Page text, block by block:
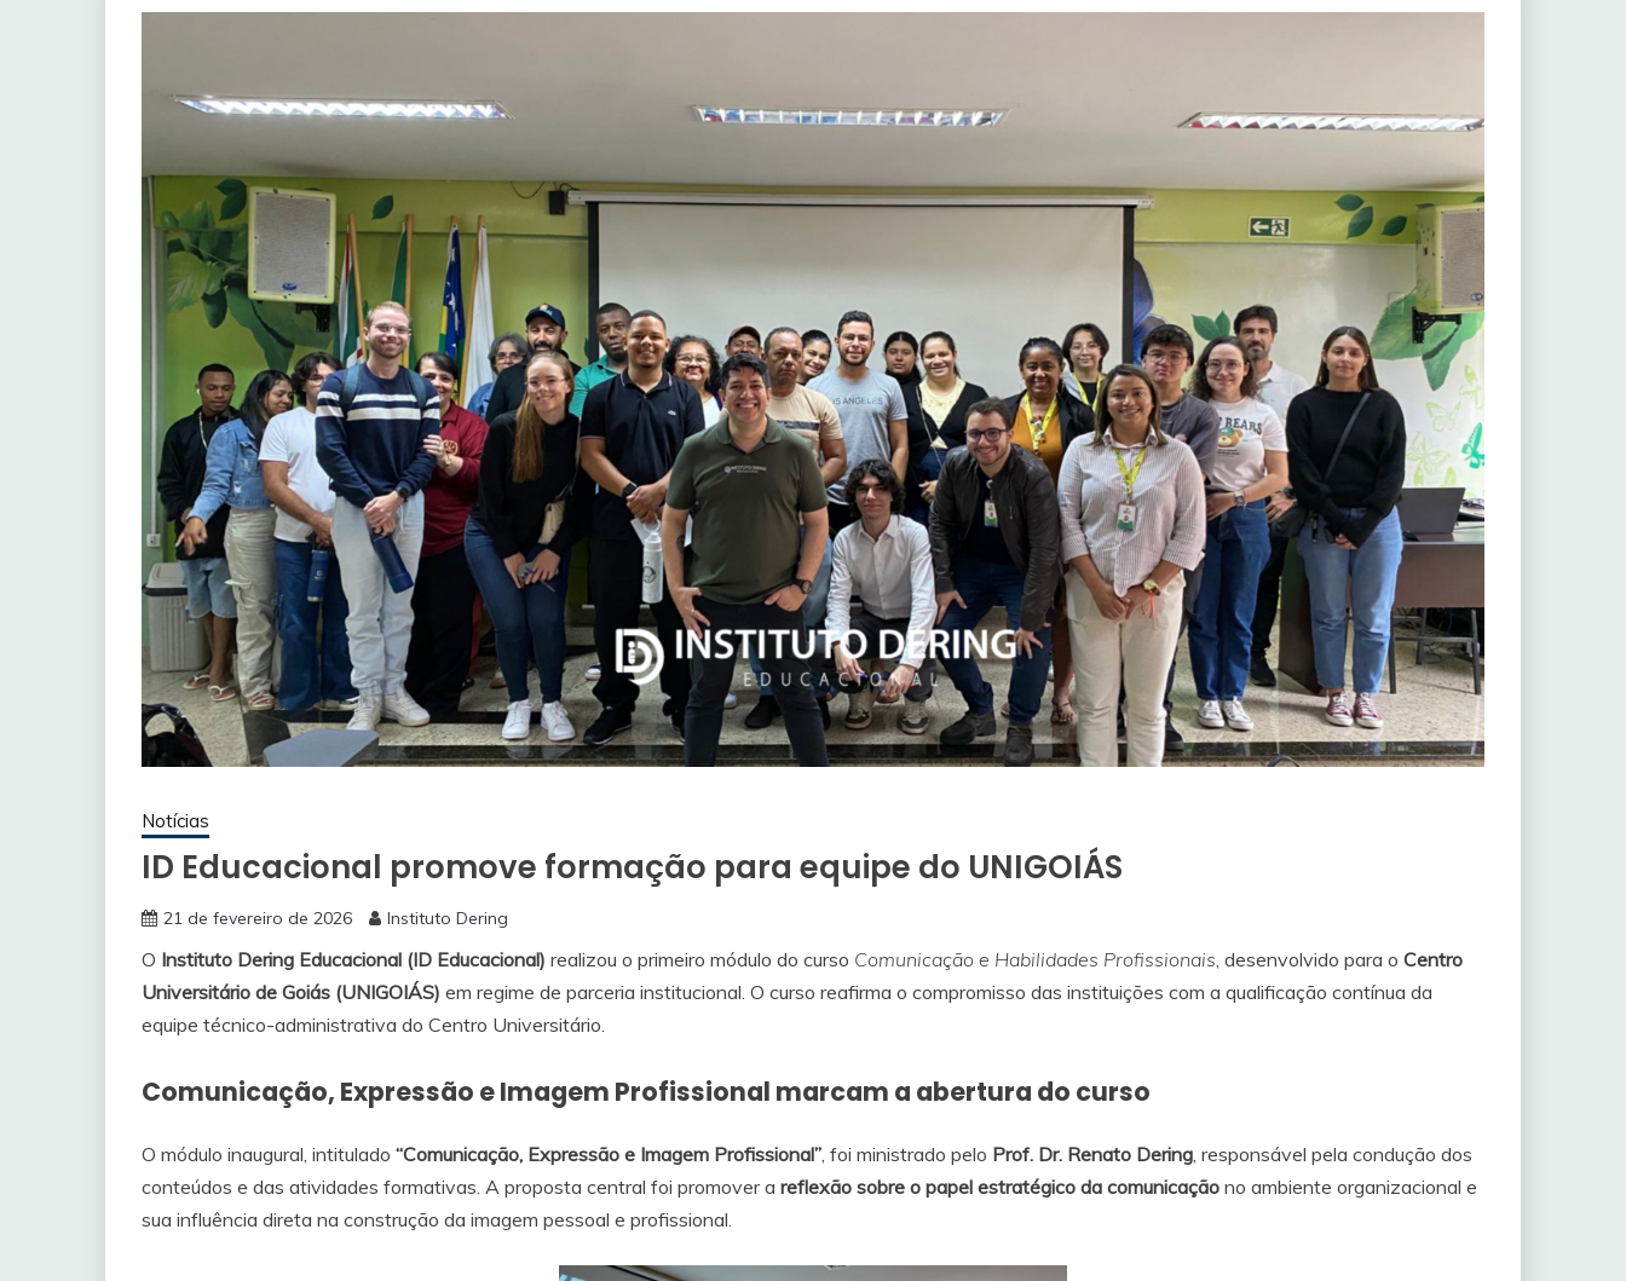
Notícias
ID Educacional promove formação para equipe do UNIGOIÁS
21 de fevereiro de 2026 Instituto Dering
O Instituto Dering Educacional (ID Educacional) realizou o primeiro módulo do curso Comunicação e Habilidades Profissionais, desenvolvido para o Centro
Universitário de Goiás (UNIGOIÁS) em regime de parceria institucional. O curso reafirma o compromisso das instituições com a qualificação contínua da
equipe técnico-administrativa do Centro Universitário.
Comunicação, Expressão e Imagem Profissional marcam a abertura do curso
O módulo inaugural, intitulado “Comunicação, Expressão e Imagem Profissional”, foi ministrado pelo Prof. Dr. Renato Dering, responsável pela condução dos
conteúdos e das atividades formativas. A proposta central foi promover a reflexão sobre o papel estratégico da comunicação no ambiente organizacional e
sua influência direta na construção da imagem pessoal e profissional.